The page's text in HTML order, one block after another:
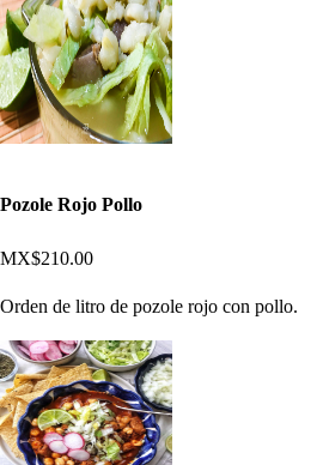
Pozole Rojo Pollo
MX$210.00
Orden de litro de pozole rojo con pollo.